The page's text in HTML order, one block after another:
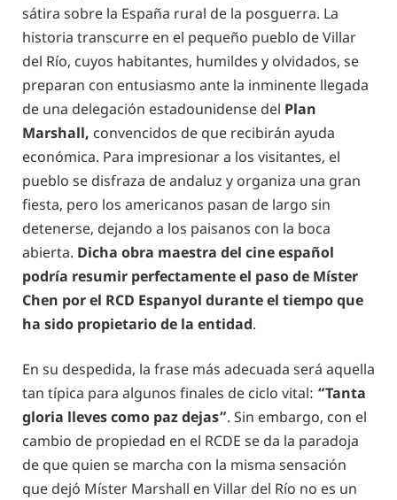
sátira sobre la España rural de la posguerra. La
historia transcurre en el pequeño pueblo de Villar
del Río, cuyos habitantes, humildes y olvidados, se
preparan con entusiasmo ante la inminente llegada
de una delegación estadounidense del Plan
Marshall, convencidos de que recibirán ayuda
económica. Para impresionar a los visitantes, el
pueblo se disfraza de andaluz y organiza una gran
fiesta, pero los americanos pasan de largo sin
detenerse, dejando a los paisanos con la boca
abierta. Dicha obra maestra del cine español
podría resumir perfectamente el paso de Míster
Chen por el RCD Espanyol durante el tiempo que
ha sido propietario de la entidad.
En su despedida, la frase más adecuada será aquella
tan típica para algunos finales de ciclo vital: “Tanta
gloria lleves como paz dejas”. Sin embargo, con el
cambio de propiedad en el RCDE se da la paradoja
de que quien se marcha con la misma sensación
que dejó Míster Marshall en Villar del Río no es un